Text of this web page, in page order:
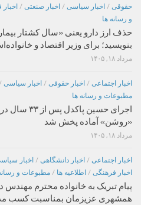
حقوقی / اخبار سیاسی / اخبار صنعتی /
و رسانه ها
حذف ارز دارو یعنی «سال کشتار
بنویسید؛ برای وزیر اقتصاد و
مرداد ۱۸, ۱۴۰۵
اخبار اجتماعی / اخبار حقوقی / اخبار سیاسی
مطبوعات و رسانه ها
اجرای حسین
«روشن» آماده پخش شد
مرداد ۱۸, ۱۴۰۵
اخبار اجتماعی / اخبار دانشگاهی / اخبار
اخبار فرهنگی / اطلاعیه ها / مطبوعات و
پیام تبریک به خانواده محترم
همشهری عزیزمان بمناسبت کسب